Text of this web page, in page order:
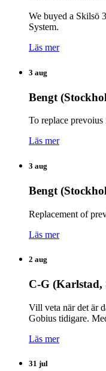
We buyed a Skilsö
System.
Läs mer
3 aug
Bengt
To replace
Läs mer
3 aug
Bengt
Replacement of
Läs mer
2 aug
C-G (Karlstad,
Vill veta när det är
Gobius tidigare.
Läs mer
31 jul